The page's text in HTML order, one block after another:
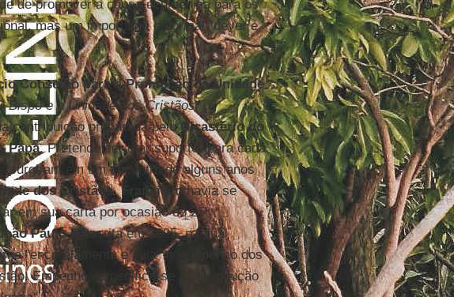
de promover a causa ecumênica para os
mas um importante e normal “dever e
Conselho para a Promoção da Unidade
Bispo e a Unidade dos Cristãos:
contribuição preparada peloDicastério do
Papa. Pretende ser um “suporte” para cada
em um encontro de alguns anos
dos Cristãos.Franciscohavia se
em sua carta por ocasião do 25º
Paulo IIescrita em 1995, na qual
"encorajamento e guia" no empenho dos
Empenho, especifica-se na introdução